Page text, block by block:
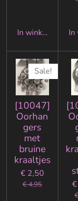
In winkelwagenIn
Sale!
[10047]
Oorhan
gers
met
bruine
kraaltjes
€ 2,50
€ 4,95